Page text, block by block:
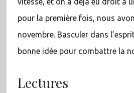
pour la première fois, nous
novembre. Basculer dans
bonne idée pour combattre la
Lectures